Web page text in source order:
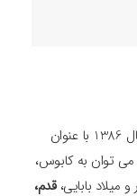
امیر عباس گلاب ، اولین تک آهنگ خود را در سال 1386 با عنوان
توان به کابوس،
قدم،